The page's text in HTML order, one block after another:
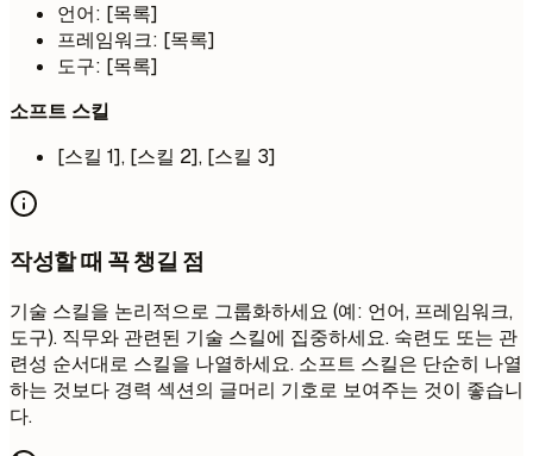
언어: [목록]
프레임워크: [목록]
도구: [목록]
소프트 스킬
[스킬 1], [스킬 2], [스킬 3]
작성할 때 꼭 챙길 점
기술 스킬을 논리적으로 그룹화하세요 (예: 언어, 프레임워크,
도구). 직무와 관련된 기술 스킬에 집중하세요. 숙련도 또는 관
련성 순서대로 스킬을 나열하세요. 소프트 스킬은 단순히 나열
하는 것보다 경력 섹션의 글머리 기호로 보여주는 것이 좋습니
다.